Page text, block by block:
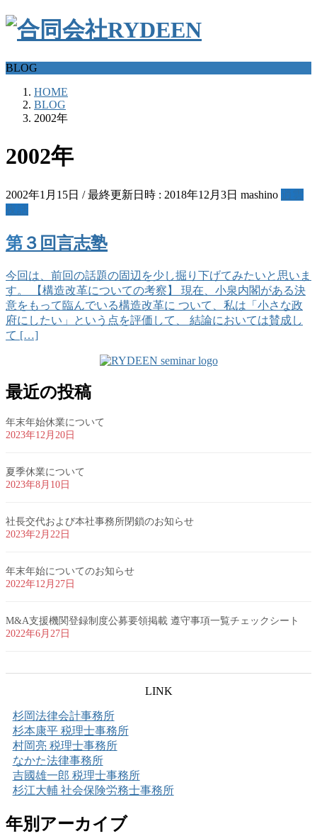
BLOG
HOME
BLOG
2002年
2002年
2002年1月15日 / 最終更新日時 : 2018年12月3日 mashino 逍雲
夜話
第３回言志塾
今回は、前回の話題の固辺を少し掘り下げてみたいと思いま
す。 【構造改革についての考察】 現在、小泉内閣がある決
意をもって臨んでいる構造改革に ついて、私は「小さな政
府にしたい」という点を評価して、 結論においては賛成し
て […]
最近の投稿
年末年始休業について
2023年12月20日
夏季休業について
2023年8月10日
社長交代および本社事務所閉鎖のお知らせ
2023年2月22日
年末年始についてのお知らせ
2022年12月27日
M&A支援機関登録制度公募要領掲載 遵守事項一覧チェックシート
2022年6月27日
LINK
杉岡法律会計事務所
杉本康平 税理士事務所
村岡亮 税理士事務所
なかた法律事務所
吉國雄一郎 税理士事務所
杉江大輔 社会保険労務士事務所
年別アーカイブ